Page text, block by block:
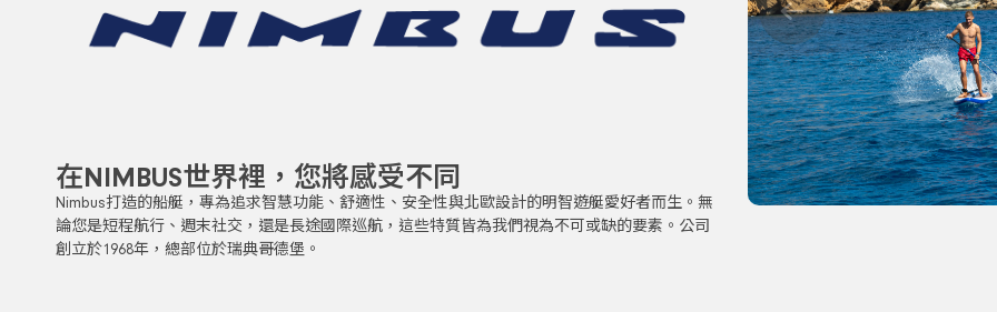
在NIMBUS世界裡，您將感受不同
Nimbus打造的船艇，專為追求智慧功能、舒適性、安全性與北歐設計的明智遊艇愛好者而生。無
論您是短程航行、週末社交，還是長途國際巡航，這些特質皆為我們視為不可或缺的要素。公司
創立於1968年，總部位於瑞典哥德堡。